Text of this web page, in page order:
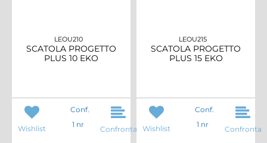
LEOU210
SCATOLA PROGETTO
PLUS 10 EKO
Wishlist
Conf.
1 nr
Confronta
LEOU215
SCATOLA PROGETTO
PLUS 15 EKO
Wishlist
Conf.
1 nr
Confronta